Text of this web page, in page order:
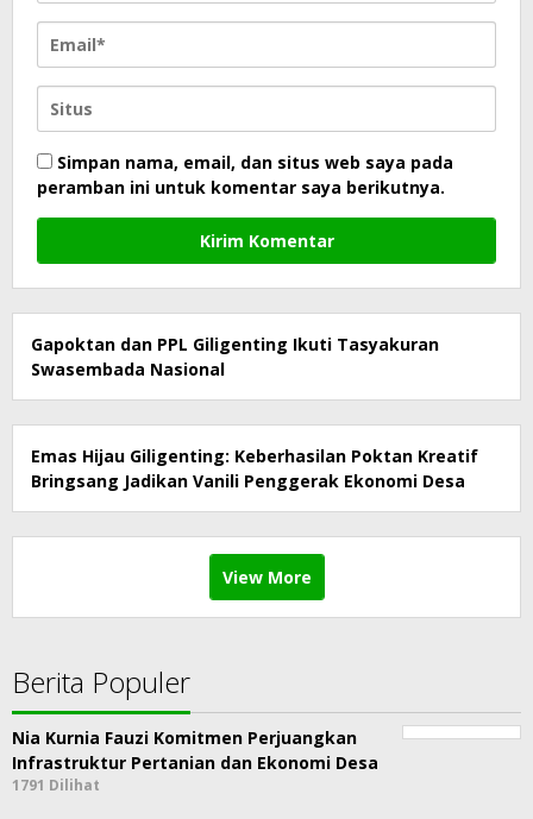
Simpan nama, email, dan situs web saya pada
peramban ini untuk komentar saya berikutnya.
Gapoktan dan PPL Giligenting Ikuti Tasyakuran
Swasembada Nasional
Emas Hijau Giligenting: Keberhasilan Poktan Kreatif
Bringsang Jadikan Vanili Penggerak Ekonomi Desa
View More
Berita Populer
Nia Kurnia Fauzi Komitmen Perjuangkan
Infrastruktur Pertanian dan Ekonomi Desa
1791 Dilihat